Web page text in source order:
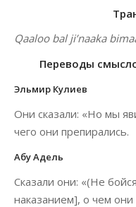
Qaaloo bal ji’naaka
Переводы
Эльмир Кулиев
Они сказали: «Но мы
чего они препирались.
Абу Адель
Сказали они: «(Не
наказанием], о чем